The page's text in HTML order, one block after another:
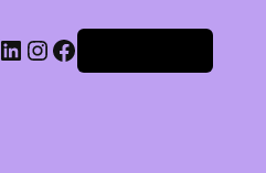
LinkedIn
Instagram
Facebook